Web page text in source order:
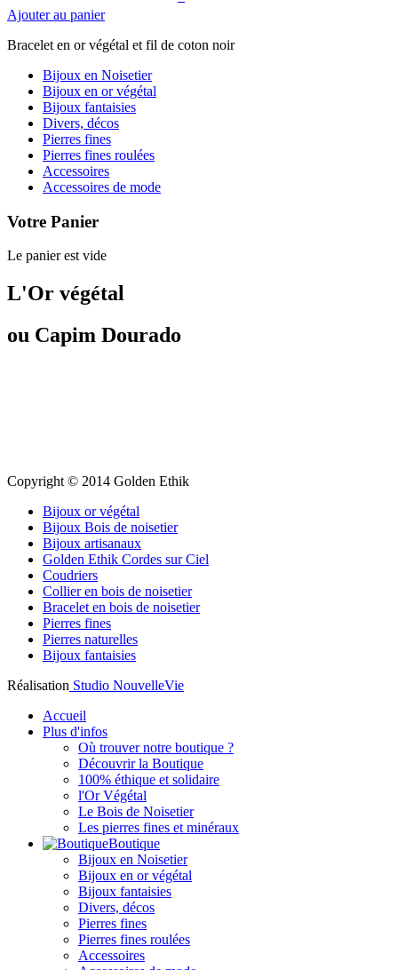
Ajouter au panier
Bracelet en or végétal et fil de coton noir
Bijoux en Noisetier
Bijoux en or végétal
Bijoux fantaisies
Divers, décos
Pierres fines
Pierres fines roulées
Accessoires
Accessoires de mode
Votre Panier
Le panier est vide
L'Or végétal
ou Capim Dourado
Copyright © 2014 Golden Ethik
Bijoux or végétal
Bijoux Bois de noisetier
Bijoux artisanaux
Golden Ethik Cordes sur Ciel
Coudriers
Collier en bois de noisetier
Bracelet en bois de noisetier
Pierres fines
Pierres naturelles
Bijoux fantaisies
Réalisation Studio NouvelleVie
Accueil
Plus d'infos
Où trouver notre boutique ?
Découvrir la Boutique
100% éthique et solidaire
l'Or Végétal
Le Bois de Noisetier
Les pierres fines et minéraux
Boutique
Bijoux en Noisetier
Bijoux en or végétal
Bijoux fantaisies
Divers, décos
Pierres fines
Pierres fines roulées
Accessoires